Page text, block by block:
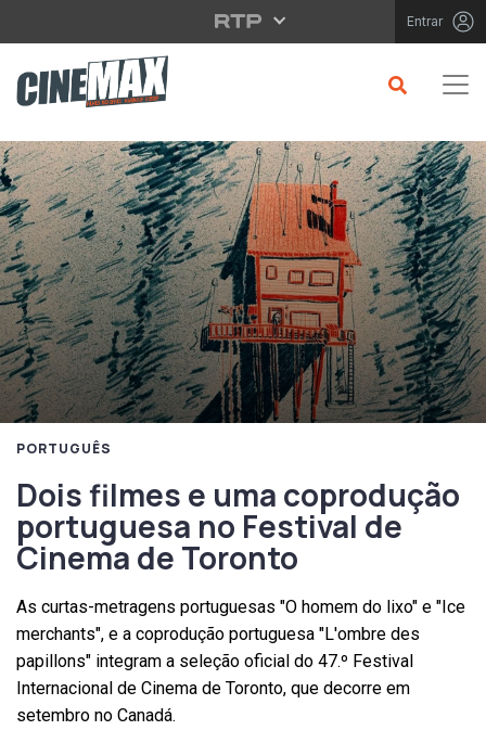
Saltar para o conteúdo principal Entrar
PORTUGUÊS
Dois filmes e uma coprodução
portuguesa no Festival de
Cinema de Toronto
As curtas-metragens portuguesas "O homem do lixo" e "Ice
merchants", e a coprodução portuguesa "L'ombre des
papillons" integram a seleção oficial do 47.º Festival
Internacional de Cinema de Toronto, que decorre em
setembro no Canadá.